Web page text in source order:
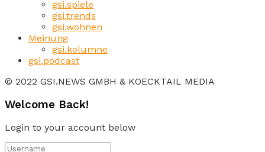
gsi.spiele
gsi.trends
gsi.wohnen
Meinung
gsi.kolumne
gsi.podcast
© 2022 GSI.NEWS GMBH & KOECKTAIL MEDIA
Welcome Back!
Login to your account below